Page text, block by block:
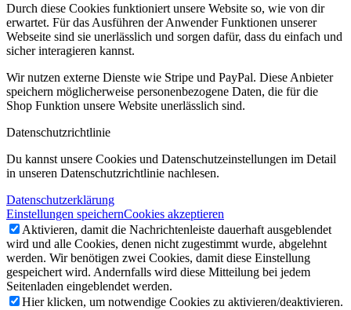
Durch diese Cookies funktioniert unsere Website so, wie von dir
erwartet. Für das Ausführen der Anwender Funktionen unserer
Webseite sind sie unerlässlich und sorgen dafür, dass du einfach und
sicher interagieren kannst.
Wir nutzen externe Dienste wie Stripe und PayPal. Diese Anbieter
speichern möglicherweise personenbezogene Daten, die für die
Shop Funktion unsere Website unerlässlich sind.
Datenschutzrichtlinie
Du kannst unsere Cookies und Datenschutzeinstellungen im Detail
in unseren Datenschutzrichtlinie nachlesen.
Datenschutzerklärung
Einstellungen speichernCookies akzeptieren
Aktivieren, damit die Nachrichtenleiste dauerhaft ausgeblendet
wird und alle Cookies, denen nicht zugestimmt wurde, abgelehnt
werden. Wir benötigen zwei Cookies, damit diese Einstellung
gespeichert wird. Andernfalls wird diese Mitteilung bei jedem
Seitenladen eingeblendet werden.
Hier klicken, um notwendige Cookies zu aktivieren/deaktivieren.